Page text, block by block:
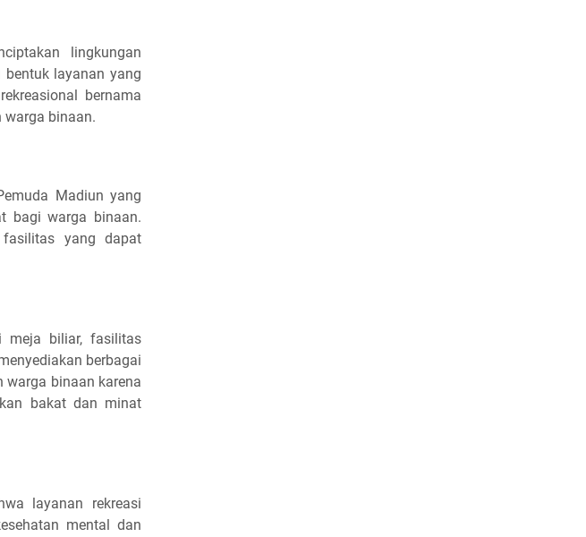
lingkungan
layanan yang
bernama
warga binaan.
Madiun yang
bagi warga binaan.
yang dapat
meja biliar, fasilitas
berbagai
warga binaan karena
bakat dan minat
layanan rekreasi
mental dan